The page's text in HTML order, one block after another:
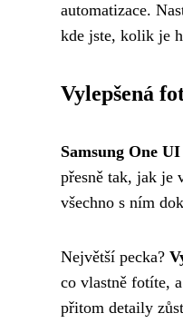
automatizace.
kde jste, kolik je
Vylepšená
Samsung One
přesně tak, jak je
všechno s ním
Největší pecka?
co vlastně fotíte,
přitom detaily